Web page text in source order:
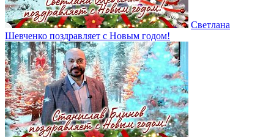
Светлана
Шевченко поздравляет с Новым годом!